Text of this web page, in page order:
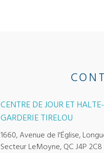
CENTRE DE JOUR ET HALTE-
GARDERIE TIRELOU
1660, Avenue de l'Église,
Secteur LeMoyne, QC J4P 2C8